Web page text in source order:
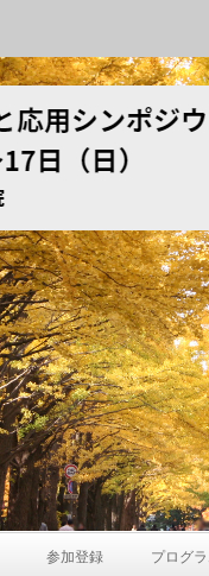
参加登録 プログ